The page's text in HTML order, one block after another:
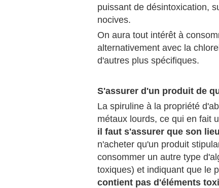
puissant de désintoxication,
nocives.
On aura tout intérêt à
alternativement avec la
d'autres plus spécifiques.
S'assurer d'un produit de
La spiruline à la propriété
métaux lourds, ce qui en fait
il faut s'assurer que son
n'acheter qu'un produit
consommer un autre type
toxiques) et indiquant que le
contient pas d'éléments